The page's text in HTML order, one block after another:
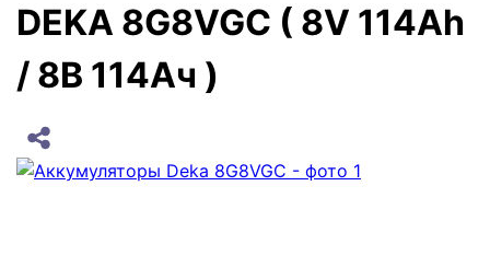
DEKA 8G8VGC ( 8V 114Ah
/ 8В 114Ач )